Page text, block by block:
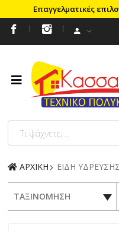
Επαγγελματικές
ΑΡΧΙΚΗ ΕΙΔΗ ΥΔΡΕΥΣΗΣ
ΤΑΞΙΝΟΜΗΣΗ